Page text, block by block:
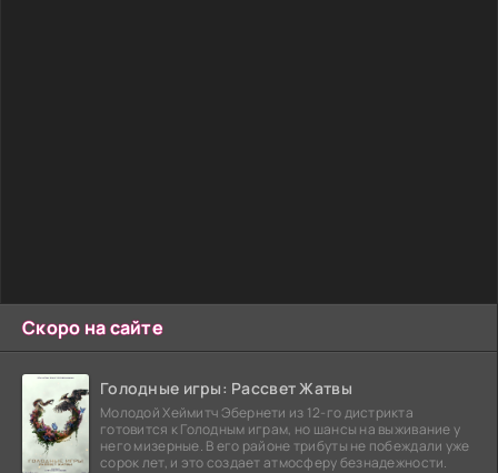
Скоро на сайте
Голодные игры: Рассвет Жатвы
Молодой Хеймитч Эбернети из 12-го дистрикта
готовится к Голодным играм, но шансы на выживание у
него мизерные. В его районе трибуты не побеждали уже
сорок лет, и это создает атмосферу безнадежности.